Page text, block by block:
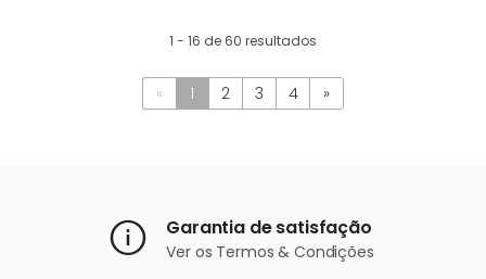
1 - 16 de 60 resultados
« 1 2 3 4 »
Garantia de satisfação
Ver os Termos & Condições